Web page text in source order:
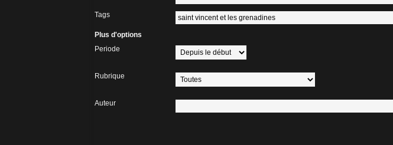
Tags
Plus d'options
Periode
Rubrique
Auteur